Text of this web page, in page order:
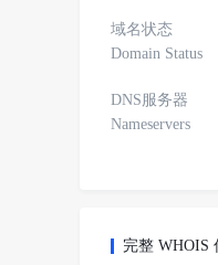
域名状态
Domain Status
DNS服务器
Nameservers
完整 WHOIS